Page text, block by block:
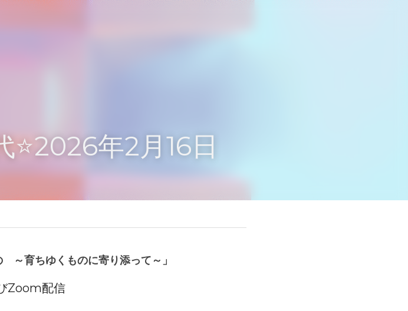
⭐️2026年2月16日
～育ちゆくものに寄り添って～」
Zoom配信